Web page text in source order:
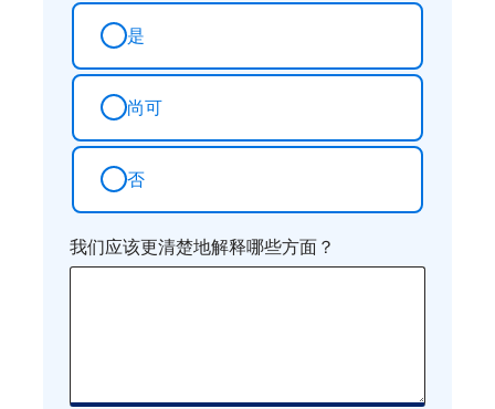
是
尚可
否
我们应该更清楚地解释哪些方面？